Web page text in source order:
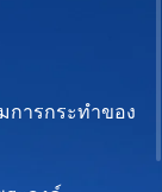
การกระทำของ